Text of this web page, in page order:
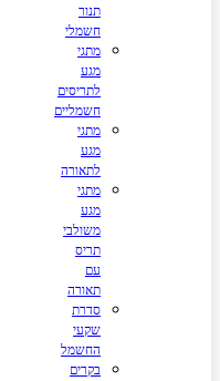
תנור
חשמלי
מתגי
מגע
לתריסים
חשמליים
מתגי
מגע
לתאורה
מתגי
מגע
משולבי
תריס
עם
תאורה
סדרת
שקעי
החשמל
בקרים